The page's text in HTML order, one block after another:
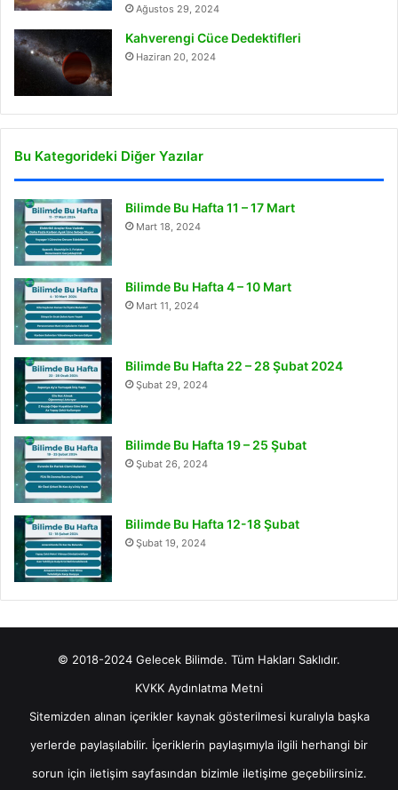
Ağustos 29, 2024
Kahverengi Cüce Dedektifleri
Haziran 20, 2024
Bu Kategorideki Diğer Yazılar
Bilimde Bu Hafta 11 – 17 Mart
Mart 18, 2024
Bilimde Bu Hafta 4 – 10 Mart
Mart 11, 2024
Bilimde Bu Hafta 22 – 28 Şubat 2024
Şubat 29, 2024
Bilimde Bu Hafta 19 – 25 Şubat
Şubat 26, 2024
Bilimde Bu Hafta 12-18 Şubat
Şubat 19, 2024
© 2018-2024 Gelecek Bilimde. Tüm Hakları Saklıdır.
KVKK Aydınlatma Metni
Sitemizden alınan içerikler kaynak gösterilmesi kuralıyla başka
yerlerde paylaşılabilir. İçeriklerin paylaşımıyla ilgili herhangi bir
sorun için iletişimsayfasından bizimle iletişime geçebilirsiniz.